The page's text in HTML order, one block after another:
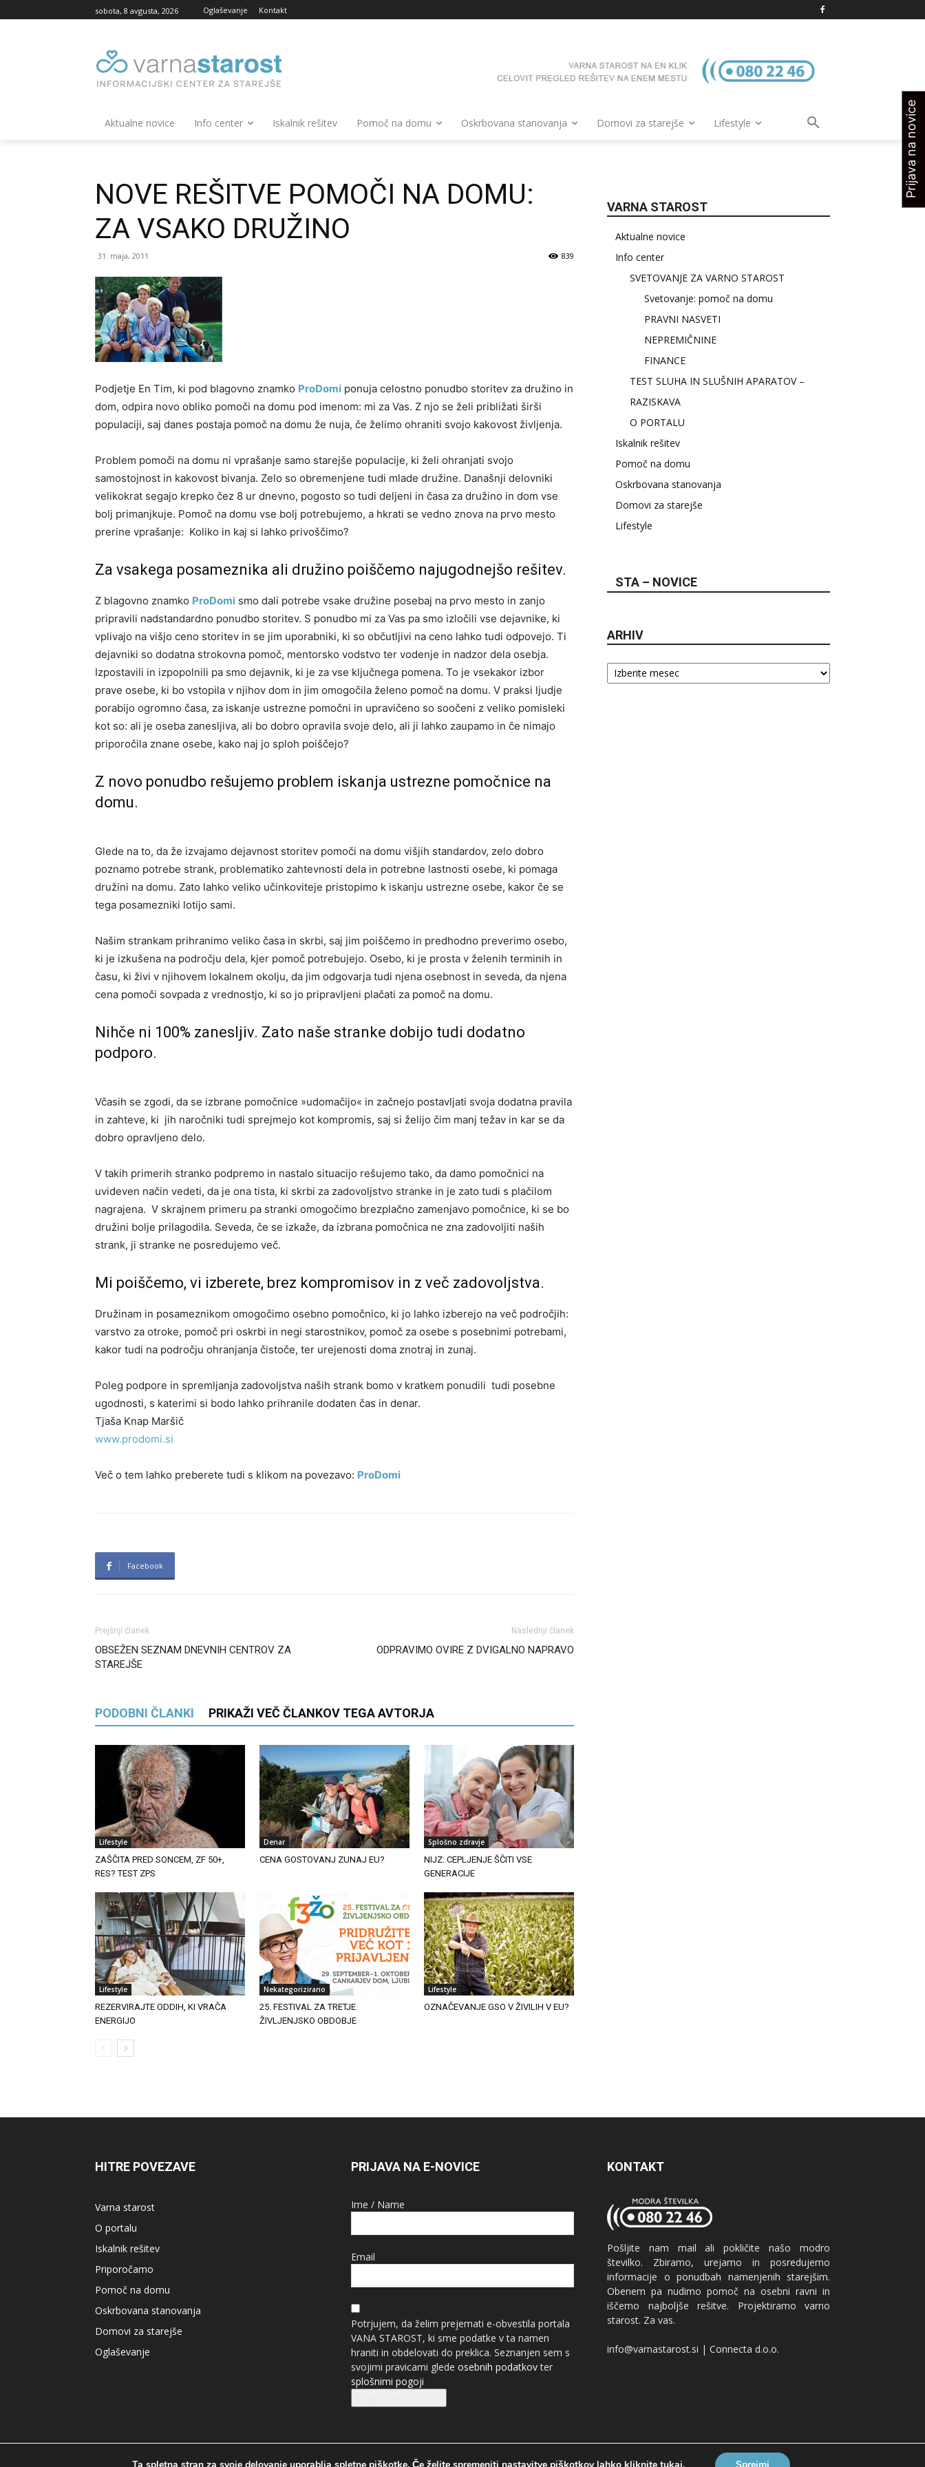
sobota, 8 avgusta, 2026 Oglaševanje Kontakt
Aktualne novice Info center Iskalnik rešitev Pomoč na domu Oskrbovana stanovanja Domovi za starejše Lifestyle
NOVE REŠITVE POMOČI NA DOMU:
ZA VSAKO DRUŽINO
31. maja, 2011 839
Podjetje En Tim, ki pod blagovno znamko ProDomi ponuja celostno ponudbo storitev za družino in
dom, odpira novo obliko pomoči na domu pod imenom: mi za Vas. Z njo se želi približati širši
populaciji, saj danes postaja pomoč na domu že nuja, če želimo ohraniti svojo kakovost življenja.
Problem pomoči na domu ni vprašanje samo starejše populacije, ki želi ohranjati svojo
samostojnost in kakovost bivanja. Zelo so obremenjene tudi mlade družine. Današnji delovniki
velikokrat segajo krepko čez 8 ur dnevno, pogosto so tudi deljeni in časa za družino in dom vse
bolj primanjkuje. Pomoč na domu vse bolj potrebujemo, a hkrati se vedno znova na prvo mesto
prerine vprašanje: Koliko in kaj si lahko privoščimo?
Za vsakega posameznika ali družino poiščemo najugodnejšo rešitev.
Z blagovno znamko ProDomi smo dali potrebe vsake družine posebaj na prvo mesto in zanjo
pripravili nadstandardno ponudbo storitev. S ponudbo mi za Vas pa smo izločili vse dejavnike, ki
vplivajo na višjo ceno storitev in se jim uporabniki, ki so občutljivi na ceno lahko tudi odpovejo. Ti
dejavniki so dodatna strokovna pomoč, mentorsko vodstvo ter vodenje in nadzor dela osebja.
Izpostavili in izpopolnili pa smo dejavnik, ki je za vse ključnega pomena. To je vsekakor izbor
prave osebe, ki bo vstopila v njihov dom in jim omogočila želeno pomoč na domu. V praksi ljudje
porabijo ogromno časa, za iskanje ustrezne pomočni in upravičeno so soočeni z veliko pomisleki
kot so: ali je oseba zanesljiva, ali bo dobro opravila svoje delo, ali ji lahko zaupamo in če nimajo
priporočila znane osebe, kako naj jo sploh poiščejo?
Z novo ponudbo rešujemo problem iskanja ustrezne pomočnice na
domu.
Glede na to, da že izvajamo dejavnost storitev pomoči na domu višjih standardov, zelo dobro
poznamo potrebe strank, problematiko zahtevnosti dela in potrebne lastnosti osebe, ki pomaga
družini na domu. Zato lahko veliko učinkoviteje pristopimo k iskanju ustrezne osebe, kakor če se
tega posamezniki lotijo sami.
Našim strankam prihranimo veliko časa in skrbi, saj jim poiščemo in predhodno preverimo osebo,
ki je izkušena na področju dela, kjer pomoč potrebujejo. Osebo, ki je prosta v želenih terminih in
času, ki živi v njihovem lokalnem okolju, da jim odgovarja tudi njena osebnost in seveda, da njena
cena pomoči sovpada z vrednostjo, ki so jo pripravljeni plačati za pomoč na domu.
Nihče ni 100% zanesljiv. Zato naše stranke dobijo tudi dodatno
podporo.
Včasih se zgodi, da se izbrane pomočnice »udomačijo« in začnejo postavljati svoja dodatna pravila
in zahteve, ki jih naročniki tudi sprejmejo kot kompromis, saj si želijo čim manj težav in kar se da
dobro opravljeno delo.
V takih primerih stranko podpremo in nastalo situacijo rešujemo tako, da damo pomočnici na
uvideven način vedeti, da je ona tista, ki skrbi za zadovoljstvo stranke in je zato tudi s plačilom
nagrajena. V skrajnem primeru pa stranki omogočimo brezplačno zamenjavo pomočnice, ki se bo
družini bolje prilagodila. Seveda, če se izkaže, da izbrana pomočnica ne zna zadovoljiti naših
strank, ji stranke ne posredujemo več.
Mi poiščemo, vi izberete, brez kompromisov in z več zadovoljstva.
Družinam in posameznikom omogočimo osebno pomočnico, ki jo lahko izberejo na več področjih:
varstvo za otroke, pomoč pri oskrbi in negi starostnikov, pomoč za osebe s posebnimi potrebami,
kakor tudi na področju ohranjanja čistoče, ter urejenosti doma znotraj in zunaj.
Poleg podpore in spremljanja zadovoljstva naših strank bomo v kratkem ponudili tudi posebne
ugodnosti, s katerimi si bodo lahko prihranile dodaten čas in denar.
Tjaša Knap Maršič
www.prodomi.si
Več o tem lahko preberete tudi s klikom na povezavo: ProDomi
Facebook
Prejšnji članek
OBSEŽEN SEZNAM DNEVNIH CENTROV ZA
STAREJŠE
Naslednji članek
ODPRAVIMO OVIRE Z DVIGALNO NAPRAVO
PODOBNI ČLANKI PRIKAŽI VEČ ČLANKOV TEGA AVTORJA
Lifestyle
ZAŠČITA PRED SONCEM, ZF 50+,
RES? TEST ZPS
Denar
CENA GOSTOVANJ ZUNAJ EU?
Splošno zdravje
NIJZ: CEPLJENJE ŠČITI VSE
GENERACIJE
Lifestyle
REZERVIRAJTE ODDIH, KI VRAČA
ENERGIJO
Nekategorizirano
25. FESTIVAL ZA TRETJE
ŽIVLJENJSKO OBDOBJE
Lifestyle
OZNAČEVANJE GSO V ŽIVILIH V EU?
VARNA STAROST
Aktualne novice
Info center
SVETOVANJE ZA VARNO STAROST
Svetovanje: pomoč na domu
PRAVNI NASVETI
NEPREMIČNINE
FINANCE
TEST SLUHA IN SLUŠNIH APARATOV –
RAZISKAVA
O PORTALU
Iskalnik rešitev
Pomoč na domu
Oskrbovana stanovanja
Domovi za starejše
Lifestyle
STA – NOVICE
ARHIV
Arhiv
HITRE POVEZAVE
Varna starost
O portalu
Iskalnik rešitev
Priporočamo
Pomoč na domu
Oskrbovana stanovanja
Domovi za starejše
Oglaševanje
PRIJAVA NA E-NOVICE
Ime / Name
Email
Potrjujem, da želim prejemati e-obvestila portala
VANA STAROST, ki sme podatke v ta namen
hraniti in obdelovati do preklica. Seznanjen sem s
svojimi pravicami glede osebnih podatkovter
splošnimi pogoji
KONTAKT
Pošljite nam mail ali pokličite našo modro
številko. Zbiramo, urejamo in posredujemo
informacije o ponudbah namenjenih starejšim.
Obenem pa nudimo pomoč na osebni ravni in
iščemo najboljše rešitve. Projektiramo varno
starost. Za vas.
info@varnastarost.si | Connecta d.o.o.
Prijava na novice